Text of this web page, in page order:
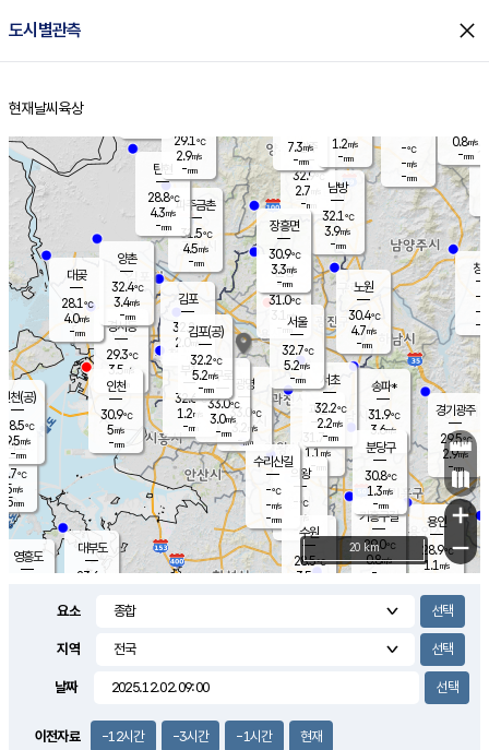
도시별관측 close
홈
현재날씨 육상
의도
℃
m/s
mm
영흥도
양주
32.9℃
2.7
-mm
과천
31.7℃
1.1m/s
- mm
용인
28.9℃
1.1 m/s
경기광주
29.5℃
2.9m/s
-mm
1.4m/s
대부도
23.6
14.0
경서동
29.3℃
3.5 m/s
-mm
파주금촌
31.5℃
4.5m/s
-mm
-℃
-m/s
-mm
대곶
28.1℃
4.0m/s
-mm
창
-
-m/
-
탄현
28.8℃
4.3m/s
-mm
0.8m/s
-mm
의왕
- ℃
m/s
mm
김포
32.2℃
2.0 m/s
mm
광명
33.0
℃
3.2 m/s
-mm
부천
32.6℃
1.2m/s
-mm
양촌
32.4℃
3.4m/s
-mm
구로
33.0℃
3.0m/s
-mm
은평
31.0℃
3.1 m/s
- mm
노원
30.4℃
4.7m/s
-mm
송파*
31.9℃
3.6m/s
-mm
서초
32.2℃
2.2m/s
-mm
남방
32.1℃
3.9m/s
-mm
기흥구갈
29.0℃
0.8m/s
-
수리산길
-℃
-m/s
-mm
분당구
30.8℃
1.3m/s
-mm
장흥면
30.9℃
3.3m/s
-mm
7.3m/s
-mm
인천(공)
28.5℃
9.5m/s
-mm
김포(공)
32.2℃
5.2m/s
-mm
수원
28.5℃
3.5 m/s
인천
30.9℃
5m/s
-mm
서울
32.7℃
5.2m/s
-mm
29.1℃
2.9m/s
-mm
1.2m/s
-mm
+
−
20 km
요소
지역
날짜
이전자료 -12시간 -3시간 -1시간 현재